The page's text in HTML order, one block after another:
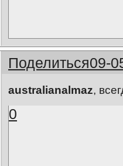
Поделиться09-
australianalmaz,
0